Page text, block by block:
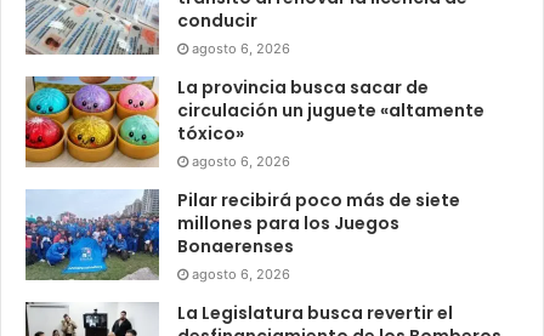
conducir
agosto 6, 2026
La provincia busca sacar de
circulación un juguete «altamente
tóxico»
agosto 6, 2026
Pilar recibirá poco más de siete
millones para los Juegos
Bonaerenses
agosto 6, 2026
La Legislatura busca revertir el